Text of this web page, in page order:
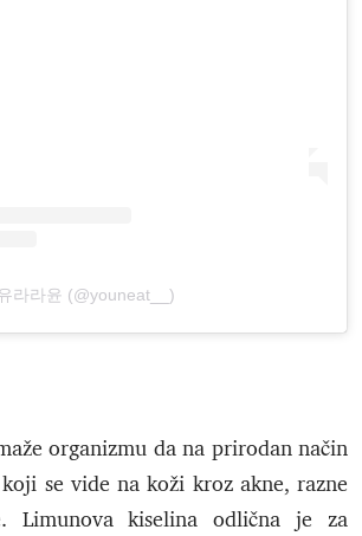
라라윤 (@youneat__)
organizmu da na prirodan način
se vide na koži kroz akne, razne
Limunova kiselina odlična je za